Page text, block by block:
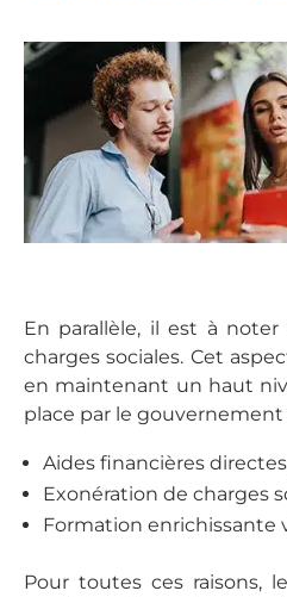
En parallèle, il est à
charges sociales. Cet
en maintenant un haut
place par le
Aides financières
Exonération de charges
Formation enrichissante
Pour toutes ces raisons,